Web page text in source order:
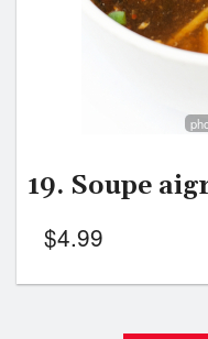
19. Soupe
$4.99